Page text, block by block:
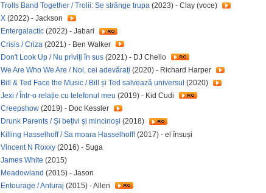
Trolls Band Together / Trolii: Se strânge trupa (2023) - Clay (voce)
X (2022) - Jackson
Entergalactic (2022) - Jabari
Crisis / Criza (2021) - Ben Walker
Don't Look Up / Nu priviți în sus (2021) - DJ Chello
We Are Who We Are / Noi, cei adevărați (2020) - Richard Harper
Bill & Ted Face the Music / Bill și Ted salvează universul (2020)
Jexi / Într-o relație cu telefonul meu (2019) - Kid Cudi
Creepshow (2019) - Doc Kessler
Drunk Parents / Și bețivi și mincinoși (2018)
Killing Hasselhoff / Sa moara Hasselhoff! (2017) - el însuși
Vincent N Roxxy (2016) - Suga
James White (2015)
Meadowland (2015) - Jason
Entourage / Anturaj (2015) - Allen